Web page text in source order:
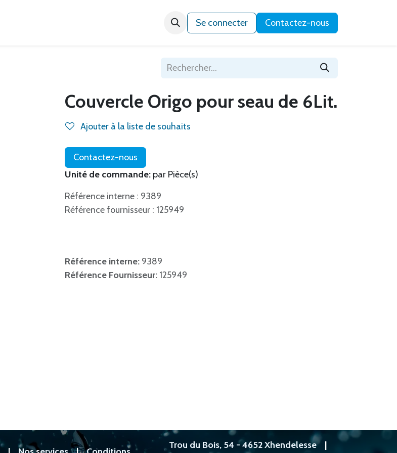
Qui sommes-nous ?
Se connecter Contactez-nous
Couvercle Origo pour seau de 6Lit.
Ajouter à la liste de souhaits
Contactez-nous
Unité de commande: par Pièce(s)
Référence interne : 9389
Référence fournisseur : 125949
Référence interne: 9389
Référence Fournisseur: 125949
Trou du Bois, 54 - 4652 Xhendelesse|